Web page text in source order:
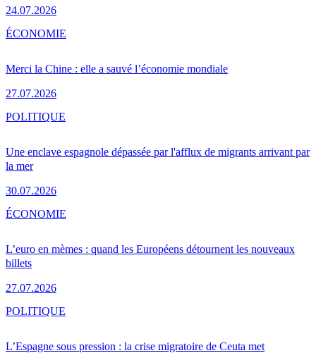
24.07.2026
Merci la Chine : elle a sauvé l’économie mondiale
27.07.2026
ÉCONOMIE
Une enclave espagnole dépassée par l'afflux de migrants arrivant par
la mer
30.07.2026
POLITIQUE
L’euro en mèmes : quand les Européens détournent les nouveaux
billets
27.07.2026
ÉCONOMIE
L’Espagne sous pression : la crise migratoire de Ceuta met
POLITIQUE